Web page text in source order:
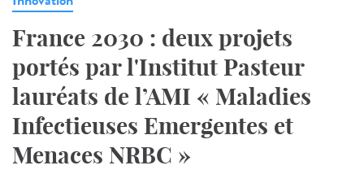
France 2030 : deux projets
portés par l'Institut Pasteur
lauréats de l’AMI « Maladies
Infectieuses Emergentes et
Menaces NRBC »